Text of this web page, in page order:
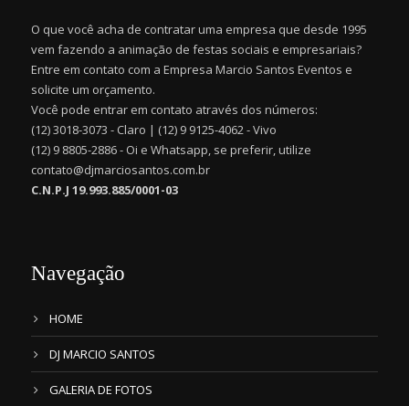
O que você acha de contratar uma empresa que desde 1995
vem fazendo a animação de festas sociais e empresariais?
Entre em contato com a Empresa Marcio Santos Eventos e
solicite um orçamento.
Você pode entrar em contato através dos números:
(12) 3018-3073 - Claro | (12) 9 9125-4062 - Vivo
(12) 9 8805-2886 - Oi e Whatsapp, se preferir, utilize
contato@djmarciosantos.com.br
C.N.P.J 19.993.885/0001-03
Navegação
HOME
DJ MARCIO SANTOS
GALERIA DE FOTOS